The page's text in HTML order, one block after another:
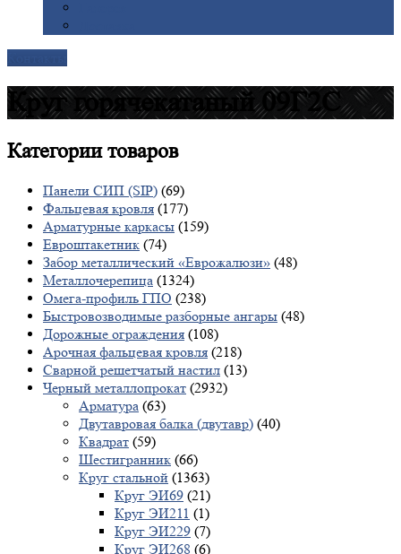
Круг горячекатаный 09Г2С
Категориитоваров
Панели СИП (SIP) (69)
Фальцевая кровля (177)
Арматурные каркасы (159)
Евроштакетник (74)
Забор металлический «Еврожалюзи» (48)
Металлочерепица (1324)
Омега-профиль ГПО (238)
Быстровозводимые разборные ангары (48)
Дорожные ограждения (108)
Арочная фальцевая кровля (218)
Сварной решетчатый настил (13)
Черный металлопрокат (2932)
Арматура (63)
Двутавровая балка (двутавр) (40)
Квадрат (59)
Шестигранник (66)
Круг стальной (1363)
Круг ЭИ69 (21)
Круг ЭИ211 (1)
Круг ЭИ229 (7)
Круг ЭИ268 (6)